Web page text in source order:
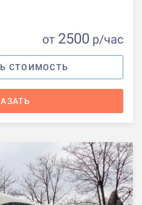
от 2500 р/час
СТОИМОСТЬ